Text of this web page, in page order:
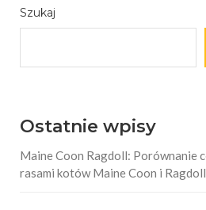
Szukaj
Ostatnie wpisy
Maine Coon Ragdoll: Porównanie
rasami kotów Maine Coon i Ragdoll